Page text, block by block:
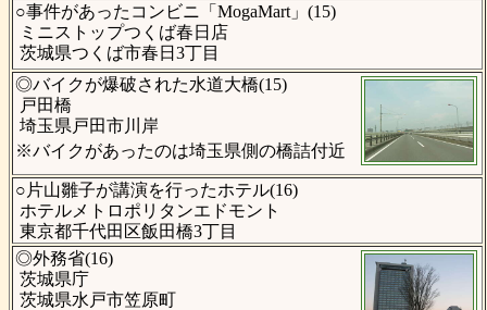
○事件があったコンビニ「MogaMart」(15)
ミニストップつくば春日店
茨城県つくば市春日3丁目
◎バイクが爆破された水道大橋(15)
戸田橋
埼玉県戸田市川岸
※バイクがあったのは埼玉県側の橋詰付近
○片山雛子が講演を行ったホテル(16)
ホテルメトロポリタンエドモント
東京都千代田区飯田橋3丁目
◎外務省(16)
茨城県庁
茨城県水戸市笠原町